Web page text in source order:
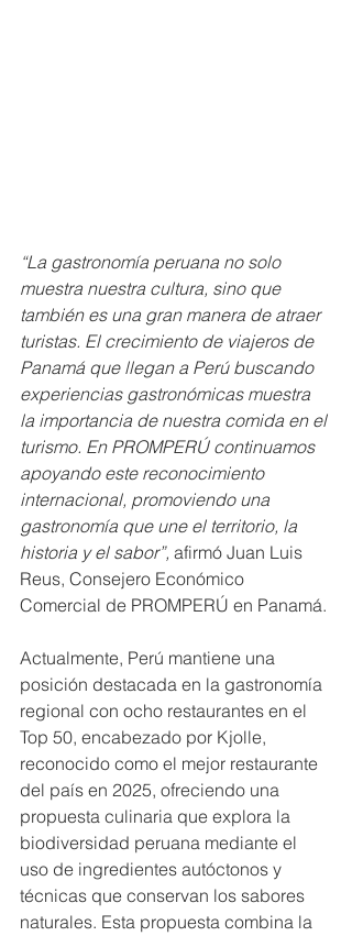
“La gastronomía peruana no solo
muestra nuestra cultura, sino que
también es una gran manera de atraer
turistas. El crecimiento de viajeros de
Panamá que llegan a Perú buscando
experiencias gastronómicas muestra
la importancia de nuestra comida en el
turismo. En PROMPERÚ continuamos
apoyando este reconocimiento
internacional, promoviendo una
gastronomía que une el territorio, la
historia y el sabor”, afirmó Juan Luis
Reus, Consejero Económico
Comercial de PROMPERÚ en Panamá.
Actualmente, Perú mantiene una
posición destacada en la gastronomía
regional con ocho restaurantes en el
Top 50, encabezado por Kjolle,
reconocido como el mejor restaurante
del país en 2025, ofreciendo una
propuesta culinaria que explora la
biodiversidad peruana mediante el
uso de ingredientes autóctonos y
técnicas que conservan los sabores
naturales. Esta propuesta combina la